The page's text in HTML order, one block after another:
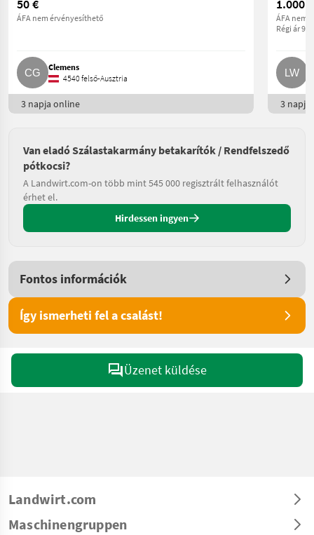
50 €
ÁFA nem érvényesíthető
Clemens
4540 felső-Ausztria
3 napja online
1.000 €
ÁFA nem
Régi ár
3 napja
Van eladó Szálastakarmány betakarítók / Rendfelszedő
pótkocsi?
A Landwirt.com-on több mint 545 000 regisztrált felhasználót
érhet el.
Hirdessen ingyen
Fontos információk
Így ismerheti fel a csalást!
Üzenet küldése
Landwirt.com
Maschinengruppen